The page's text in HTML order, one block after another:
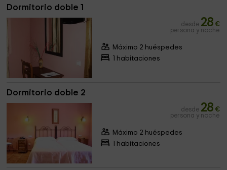
Dormitorio doble 1
desde 28 €
persona y noche
Máximo 2 huéspedes
1 habitaciones
Dormitorio doble 2
desde 28 €
persona y noche
Máximo 2 huéspedes
1 habitaciones